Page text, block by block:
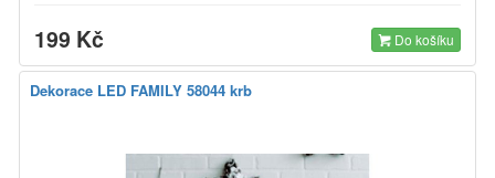
199 Kč Do košíku
Dekorace LED FAMILY 58044 krb